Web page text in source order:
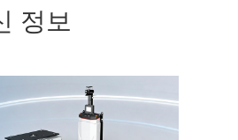
정보